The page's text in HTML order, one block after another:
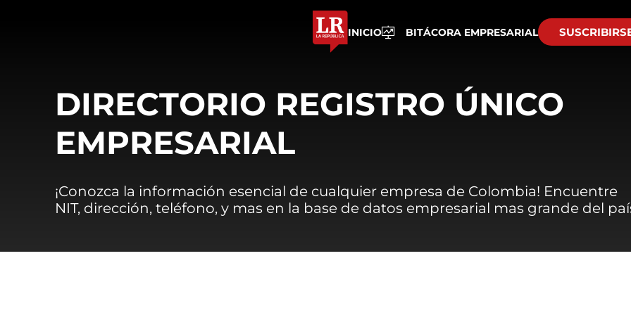
INICIO BITÁCORA EMPRESARIAL
DIRECTORIO REGISTRO ÚNICO
EMPRESARIAL
¡Conozca la información esencial de cualquier empresa de Colombia! Encuentre
NIT, dirección, teléfono, y mas en la base de datos empresarial mas grande del